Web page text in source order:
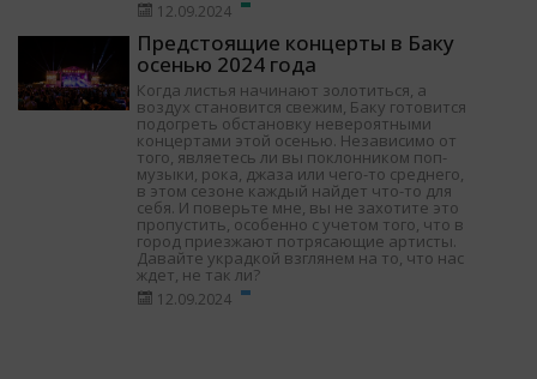
12.09.2024
Предстоящие концерты в Баку
осенью 2024 года
Когда листья начинают золотиться, а
воздух становится свежим, Баку готовится
подогреть обстановку невероятными
концертами этой осенью. Независимо от
того, являетесь ли вы поклонником поп-
музыки, рока, джаза или чего-то среднего,
в этом сезоне каждый найдет что-то для
себя. И поверьте мне, вы не захотите это
пропустить, особенно с учетом того, что в
город приезжают потрясающие артисты.
Давайте украдкой взглянем на то, что нас
ждет, не так ли?
12.09.2024